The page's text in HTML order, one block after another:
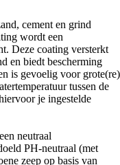
cement en grind
wordt een
Deze coating versterkt
en biedt bescherming
is gevoelig voor grote(re)
tussen de
je ingestelde
neutraal
PH-neutraal (met
zeep op basis van